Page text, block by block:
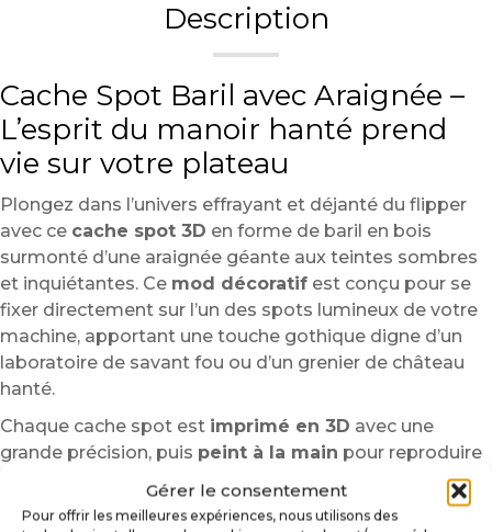
Gérer le consentement
Pour offrir les meilleures expériences, nous utilisons des
Description
Cache Spot Baril avec Araignée –
L’esprit du manoir hanté prend
vie sur votre plateau
Plongez dans l’univers effrayant et déjanté du flipper
avec ce cache spot 3D en forme de baril en bois
surmonté d’une araignée géante aux teintes sombres
et inquiétantes. Ce mod décoratif est conçu pour se
fixer directement sur l’un des spots lumineux de votre
machine, apportant une touche gothique digne d’un
laboratoire de savant fou ou d’un grenier de château
hanté.
Chaque cache spot est imprimé en 3D avec une
grande précision, puis peint à la main pour reproduire
fidèlement les textures du bois vieilli et les reflets
inquiétants de l’araignée. L’ensemble évoque une